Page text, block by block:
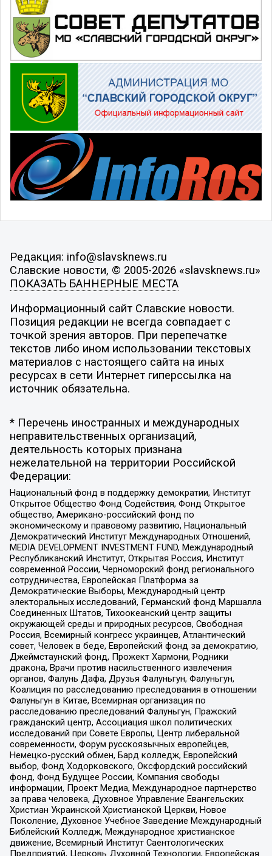
Редакция: info@slavsknews.ru
Славские новости, © 2005-2026 «slavsknews.ru»
ПОКАЗАТЬ БАННЕРНЫЕ МЕСТА
Информационный сайт Славские новости.
Позиция редакции не всегда совпадает с
точкой зрения авторов. При перепечатке
текстов либо ином использовании текстовых
материалов с настоящего сайта на иных
ресурсах в сети Интернет гиперссылка на
источник обязательна.
* Перечень иностранных и международных
неправительственных организаций,
деятельность которых признана
нежелательной на территории Российской
Федерации:
Национальный фонд в поддержку демократии, Институт
Открытое Общество Фонд Содействия, Фонд Открытое
общество, Американо-российский фонд по
экономическому и правовому развитию, Национальный
Демократический Институт Международных Отношений,
MEDIA DEVELOPMENT INVESTMENT FUND, Международный
Республиканский Институт, Открытая Россия, Институт
современной России, Черноморский фонд регионального
сотрудничества, Европейская Платформа за
Демократические Выборы, Международный центр
электоральных исследований, Германский фонд Маршалла
Соединенных Штатов, Тихоокеанский центр защиты
окружающей среды и природных ресурсов, Свободная
Россия, Всемирный конгресс украинцев, Атлантический
совет, Человек в беде, Европейский фонд за демократию,
Джеймстаунский фонд, Прожект Хармони, Родники
дракона, Врачи против насильственного извлечения
органов, Фалунь Дафа, Друзья Фалуньгун, Фалуньгун,
Коалиция по расследованию преследования в отношении
Фалуньгун в Китае, Всемирная организация по
расследованию преследований Фалуньгун, Пражский
гражданский центр, Ассоциация школ политических
исследований при Совете Европы, Центр либеральной
современности, Форум русскоязычных европейцев,
Немецко-русский обмен, Бард колледж, Европейский
выбор, Фонд Ходорковского, Оксфордский российский
фонд, Фонд Будущее России, Компания свободы
информации, Проект Медиа, Международное партнерство
за права человека, Духовное Управление Евангельских
Христиан Украинской Христианской Церкви, Новое
Поколение, Духовное Учебное Заведение Международный
Библейский Колледж, Международное христианское
движение, Всемирный Институт Саентологических
Предприятий, Церковь Духовной Технологии, Европейская